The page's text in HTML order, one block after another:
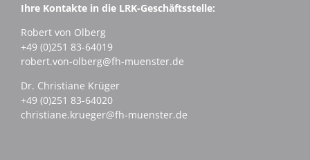
Ihre Kontakte in die LRK-Geschäftsstelle:
Robert von Olberg
+49 (0)251 83-64019
robert.von-olberg@fh-muenster.de
Dr. Christiane Krüger
+49 (0)251 83-64020
christiane.krueger@fh-muenster.de